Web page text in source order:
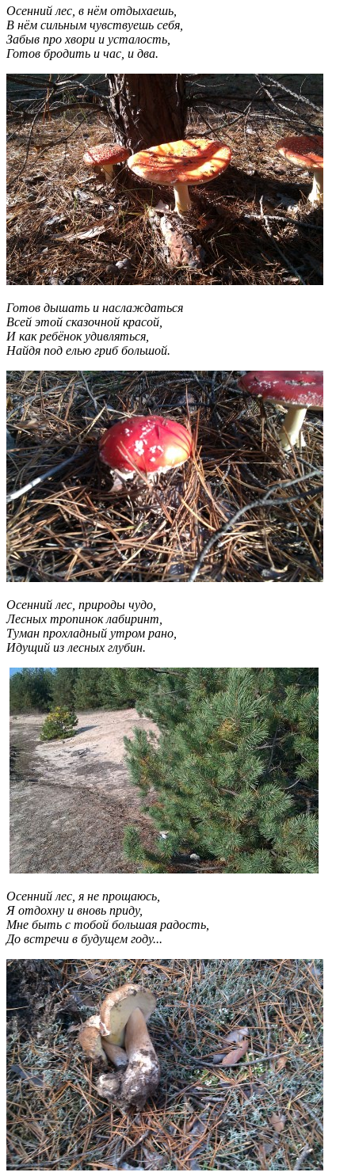
Осенний лес, в нём отдыхаешь,
В нём сильным чувствуешь себя,
Забыв про хвори и усталость,
Готов бродить и час, и два.
Готов дышать и наслаждаться
Всей этой сказочной красой,
И как ребёнок удивляться,
Найдя под елью гриб большой.
Осенний лес, природы чудо,
Лесных тропинок лабиринт,
Туман прохладный утром рано,
Идущий из лесных глубин.
Осенний лес, я не прощаюсь,
Я отдохну и вновь приду,
Мне быть с тобой большая радость,
До встречи в будущем году...